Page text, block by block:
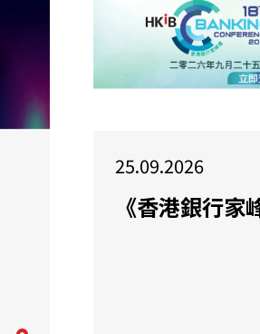
25.09.2026
《香港銀行家